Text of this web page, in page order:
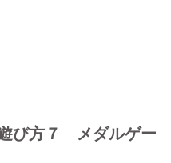
び方７ メダルゲー